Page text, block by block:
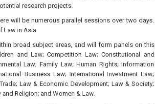
research projects.
will be numerous parallel sessions over two days.
Law in Asia.
broad subject areas, and will form panels on this
and Law; Competition Law; Constitutional and
Law; Family Law; Human Rights; Information
Business Law; International Investment Law;
Law & Economic Development; Law & Society;
Religion; and Women & Law.